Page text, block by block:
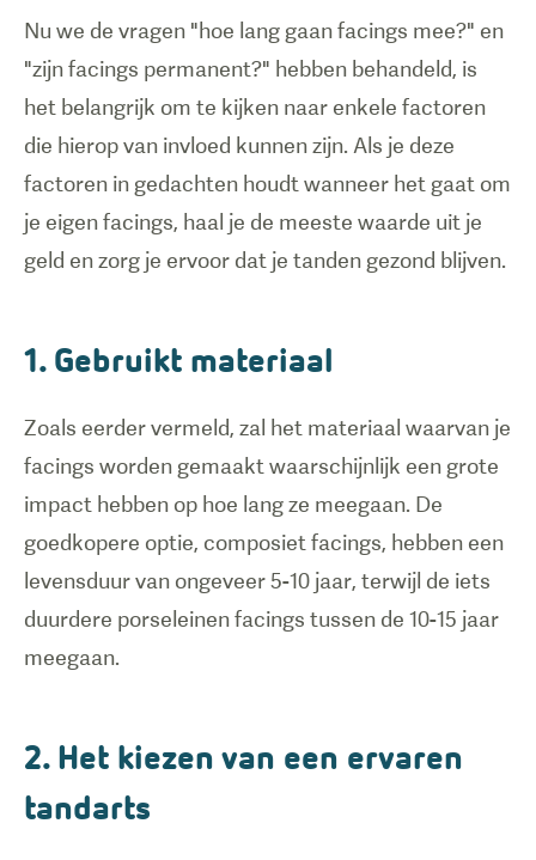
Nu we de vragen "hoe lang gaan facings mee?" en
"zijn facings permanent?" hebben behandeld, is
het belangrijk om te kijken naar enkele factoren
die hierop van invloed kunnen zijn. Als je deze
factoren in gedachten houdt wanneer het gaat om
je eigen facings, haal je de meeste waarde uit je
geld en zorg je ervoor dat je tanden gezond blijven.
1. Gebruikt materiaal
Zoals eerder vermeld, zal het materiaal waarvan je
facings worden gemaakt waarschijnlijk een grote
impact hebben op hoe lang ze meegaan. De
goedkopere optie, composiet facings, hebben een
levensduur van ongeveer 5-10 jaar, terwijl de iets
duurdere porseleinen facings tussen de 10-15 jaar
2. Het kiezen van een ervaren
tandarts